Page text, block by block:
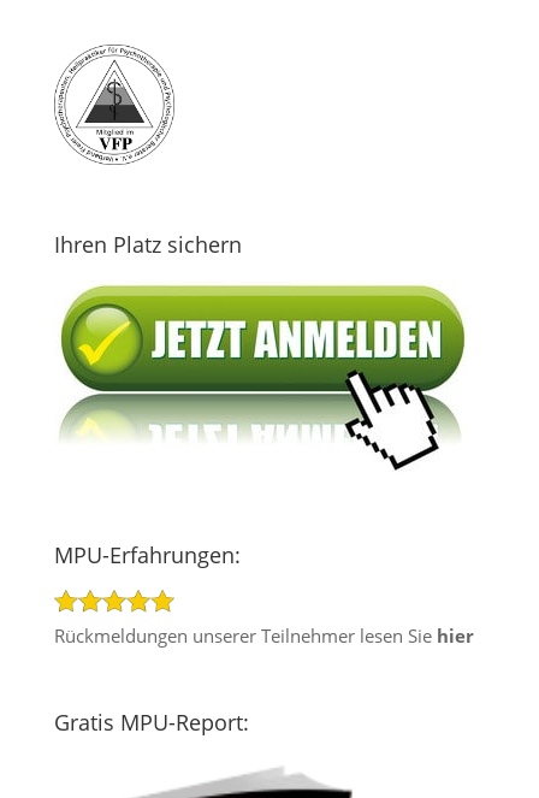
Ihren Platz sichern
MPU-Erfahrungen:
Rückmeldungen unserer Teilnehmer lesen Sie hier
Gratis MPU-Report: